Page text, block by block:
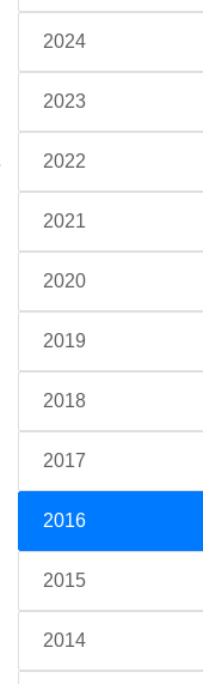
2024
2023
2022
2021
2020
2019
2018
2017
2016
2015
2014